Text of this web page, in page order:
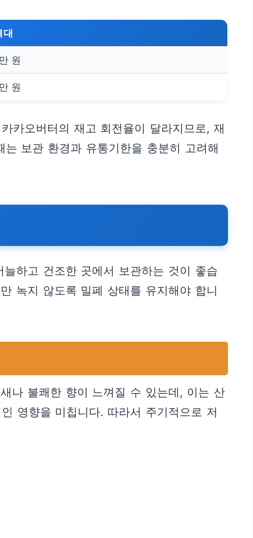
대
원
원
카오버터의 재고 회전율이 달라지므로, 재
보관 환경과 유통기한을 충분히 고려해
하고 건조한 곳에서 보관하는 것이 좋습
녹지 않도록 밀폐 상태를 유지해야 합니
나 불쾌한 향이 느껴질 수 있는데, 이는 산
영향을 미칩니다. 따라서 주기적으로 저